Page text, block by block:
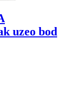
uzeo bod